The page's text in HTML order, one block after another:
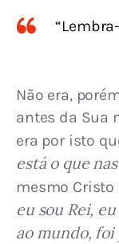
Não era,
antes da Sua
era por isto
está o que
mesmo
eu sou Rei,
ao mundo,